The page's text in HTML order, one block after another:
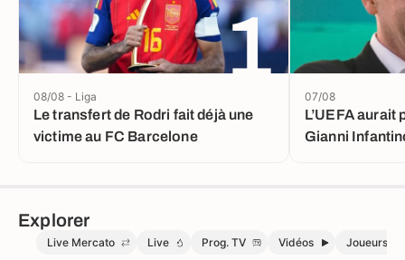
1
Le transfert de Rodri fait déjà une
victime au FC Barcelone
08/08 - Liga
L’UEFA aurait
Gianni
07/08
Explorer
Live Mercato Live Prog. TV Vidéos Joueurs